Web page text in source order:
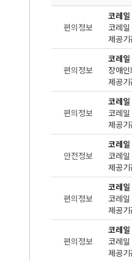
편의정보
코레
제공
편의정보
코레
장애
제공
편의정보
코레
제공
안전정보
코레
제공
편의정보
코레
제공
편의정보
코레
제공